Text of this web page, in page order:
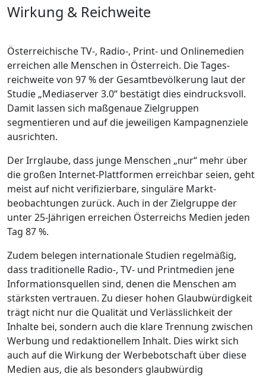
Wirkung & Reichweite
Öster­reichi­sche TV-, Radio-, Print- und Onlinemedien
erreichen alle Menschen in Österreich. Die Tages­
reichweite von 97 % der Gesamt­bevölkerung laut der
Studie „Mediaserver 3.0“ bestätigt dies eindrucksvoll.
Damit lassen sich maßgenaue Ziel­gruppen
segmentieren und auf die jeweiligen Kampagnen­ziele
ausrichten.
Der Irrglaube, dass junge Menschen „nur“ mehr über
die großen Internet-Plattformen erreichbar seien, geht
meist auf nicht verifizierbare, singuläre Markt­
beobachtungen zurück. Auch in der Ziel­gruppe der
unter 25-Jährigen erreichen Österreichs Medien jeden
Tag 87 %.
Zudem belegen internationale Studien regelmäßig,
dass traditionelle Radio-, TV- und Printmedien jene
Informations­quellen sind, denen die Menschen am
stärksten vertrauen. Zu dieser hohen Glaub­würdigkeit
trägt nicht nur die Qualität und Verlässlichkeit der
Inhalte bei, sondern auch die klare Trennung zwischen
Werbung und redaktionellem Inhalt. Dies wirkt sich
auch auf die Wirkung der Werbe­botschaft über diese
Medien aus, die als besonders glaubwürdig